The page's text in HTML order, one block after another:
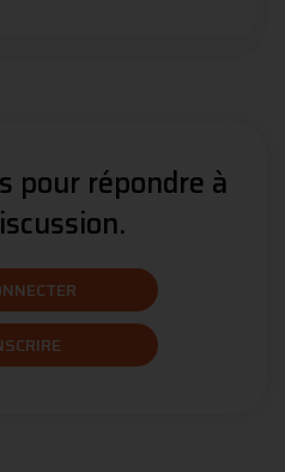
pour répondre à